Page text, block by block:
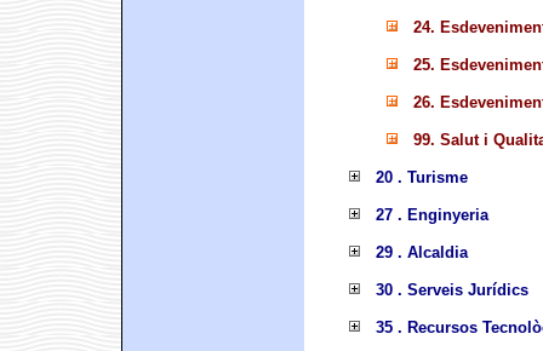
24.
25.
26.
99. Salut i
20 . Turisme
27 . Enginyeria
29 . Alcaldia
30 . Serveis Jurídics
35 . Recursos